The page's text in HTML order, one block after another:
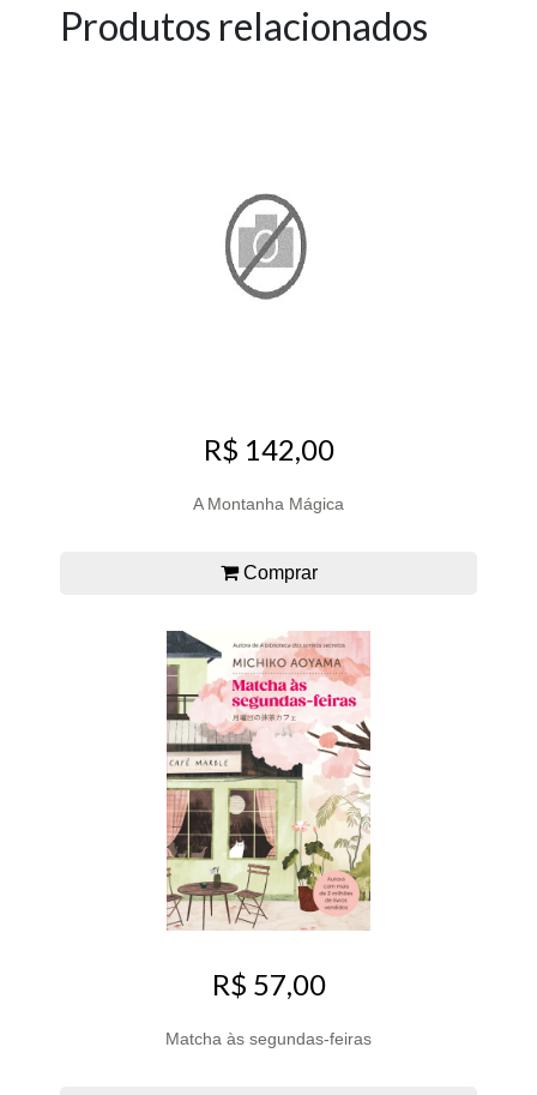
Produtos relacionados
R$ 142,00
A Montanha Mágica
Comprar
R$ 57,00
Matcha às segundas-feiras